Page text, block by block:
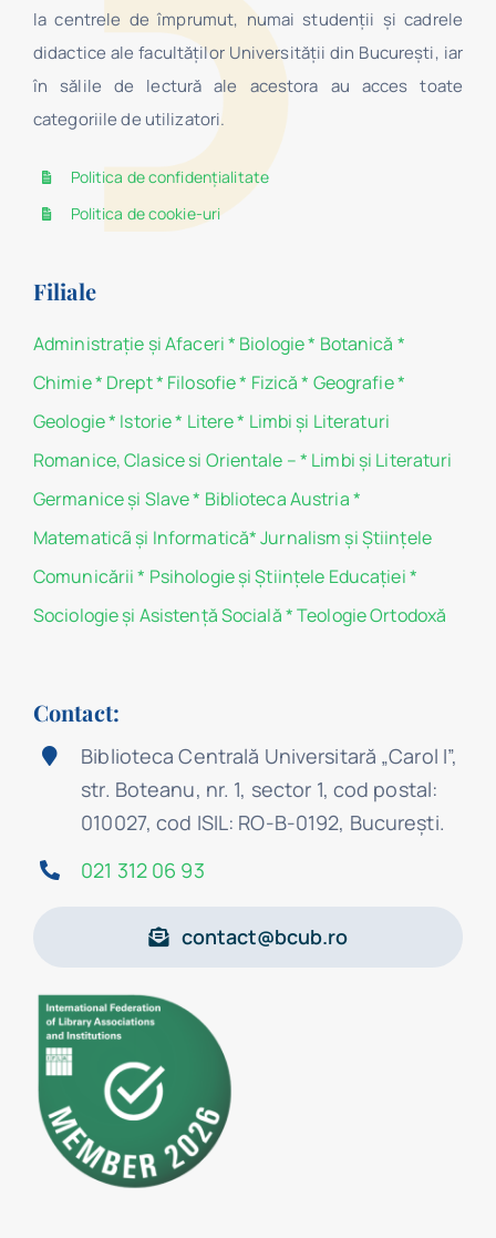
la centrele de împrumut, numai studenţii şi cadrele
didactice ale facultăților Universității din București, iar
în sălile de lectură ale acestora au acces toate
categoriile de utilizatori.
Politica de confidențialitate
Politica de cookie-uri
Filiale
Administraţie şi Afaceri* Biologie* Botanică *
Chimie* Drept* Filosofie* Fizică * Geografie*
Geologie* Istorie* Litere* Limbi și Literaturi
Romanice, Clasice si Orientale –* Limbi și Literaturi
Germanice şi Slave* Biblioteca Austria*
Matematicã și Informatică*Jurnalism şi Ştiinţele
Comunicării * Psihologie şi Ştiinţele Educaţiei*
Sociologie şi Asistenţă Socială*Teologie Ortodoxă
Contact:
Biblioteca Centrală Universitară „Carol I”,
str. Boteanu, nr. 1, sector 1, cod postal:
010027, cod ISIL: RO-B-0192, Bucureşti.
021 312 06 93
contact@bcub.ro